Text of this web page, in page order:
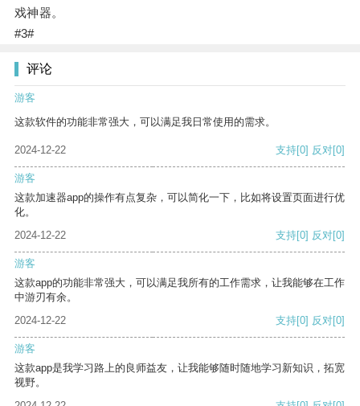
戏神器。
#3#
评论
游客
这款软件的功能非常强大，可以满足我日常使用的需求。
2024-12-22 支持[0] 反对[0]
游客
这款加速器app的操作有点复杂，可以简化一下，比如将设置页面进行优
化。
2024-12-22
支持[0] 反对[0]
游客
这款app的功能非常强大，可以满足我所有的工作需求，让我能够在工作
中游刃有余。
2024-12-22
支持[0] 反对[0]
游客
这款app是我学习路上的良师益友，让我能够随时随地学习新知识，拓宽
视野。